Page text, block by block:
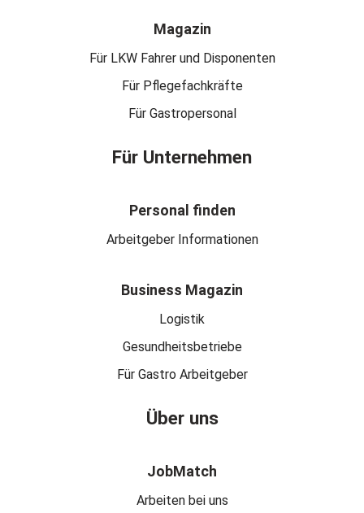
Magazin
Für LKW Fahrer und Disponenten
Für Pflegefachkräfte
Für Gastropersonal
Für Unternehmen
Personal finden
Arbeitgeber Informationen
Business Magazin
Logistik
Gesundheitsbetriebe
Für Gastro Arbeitgeber
Über uns
JobMatch
Arbeiten bei uns